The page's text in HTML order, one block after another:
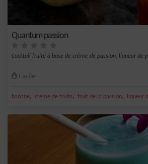
Quantum passion
Cocktail fruité à base de crème de passion, liqueur de
Facile
banane, crème de fruits, fruit de la passion, liqueur